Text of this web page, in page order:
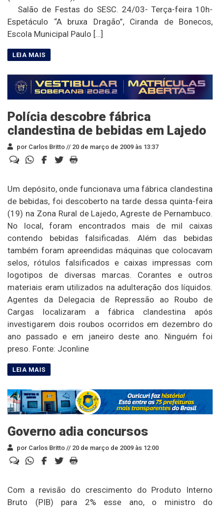
Salão de Festas do SESC. 24/03- Terça-feira 10h-
Espetáculo “A bruxa Dragão”, Ciranda de Bonecos,
Escola Municipal Paulo […]
Polícia descobre fábrica
clandestina de bebidas em Lajedo
por Carlos Britto // 20 de março de 2009 às 13:37
Um depósito, onde funcionava uma fábrica clandestina
de bebidas, foi descoberto na tarde dessa quinta-feira
(19) na Zona Rural de Lajedo, Agreste de Pernambuco.
No local, foram encontrados mais de mil caixas
contendo bebidas falsificadas. Além das bebidas
também foram apreendidas máquinas que colocavam
selos, rótulos falsificados e caixas impressas com
logotipos de diversas marcas. Corantes e outros
materiais eram utilizados na adulteração dos líquidos.
Agentes da Delegacia de Repressão ao Roubo de
Cargas localizaram a fábrica clandestina após
investigarem dois roubos ocorridos em dezembro do
ano passado e em janeiro deste ano. Ninguém foi
preso. Fonte: Jconline
Governo adia concursos
por Carlos Britto // 20 de março de 2009 às 12:00
Com a revisão do crescimento do Produto Interno
Bruto (PIB) para 2% esse ano, o ministro do